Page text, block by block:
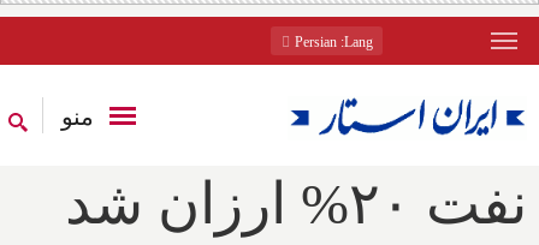
Lang
: Persian
منو
نفت ۲۰% ارزان شد